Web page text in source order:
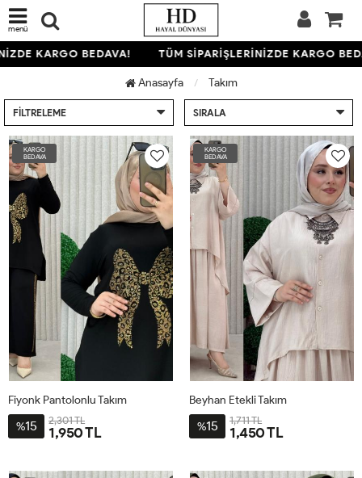
menü
KARGO BEDAVA! TÜM SİPARİŞLERİNİZDE KARGO
Anasayfa Takım
FILTRELEME SIRALA
KARGO
BEDAVA
60
Fiyonk Pantolonlu Takım
%15 2,301 TL
1,950 TL
KARGO
BEDAVA
BDN-
Beyhan Etekli Takım
%15 1,711 TL
1,450 TL